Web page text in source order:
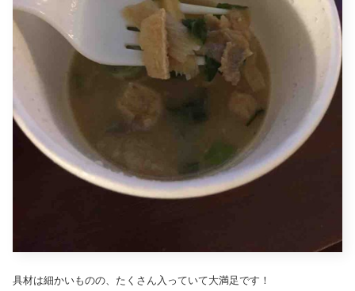
具材は細かいものの、たくさん入っていて大満足です！